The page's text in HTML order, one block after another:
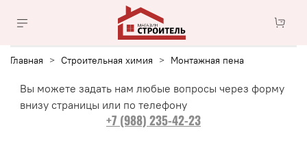
Главная Строительная химия Монтажная пена
Вы можете задать нам любые вопросы через форму
внизу страницы или по телефону
+7 (988) 235-42-23